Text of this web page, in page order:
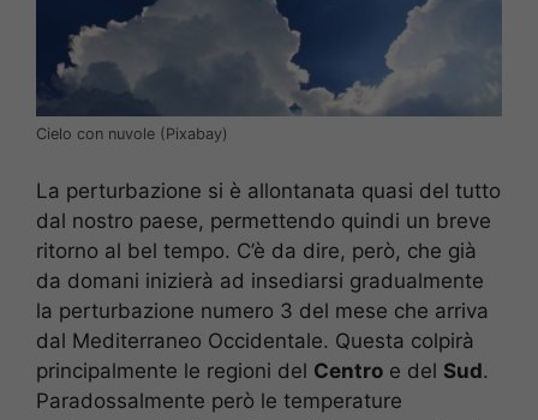
Cielo con nuvole (Pixabay)
La perturbazione si è allontanata quasi del tutto
dal nostro paese, permettendo quindi un breve
ritorno al bel tempo. C’è da dire, però, che già
da domani inizierà ad insediarsi gradualmente
la perturbazione numero 3 del mese che arriva
dal Mediterraneo Occidentale. Questa colpirà
principalmente le regioni del Centro e del Sud.
Paradossalmente però le temperature